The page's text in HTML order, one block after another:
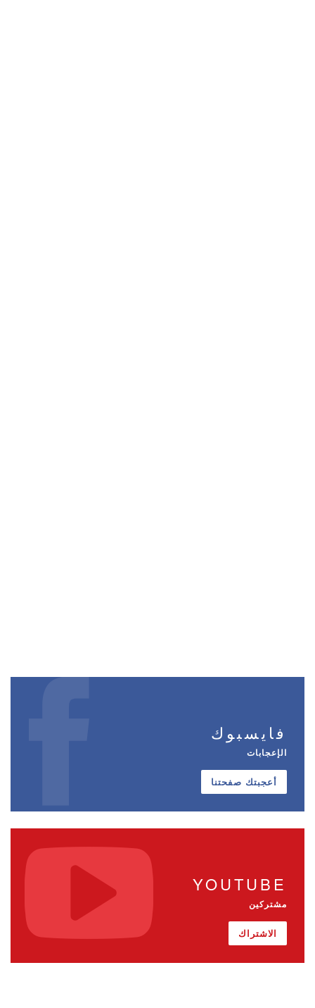
فايسبوك
الإعجابات
أعجبتك صفحتنا
YOUTUBE
مشتركين
الاشتراك